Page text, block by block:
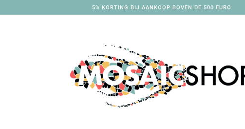
5% KORTING BIJ AANKOOP BOVEN DE 500 EURO